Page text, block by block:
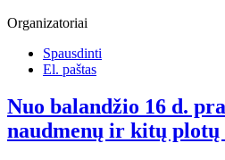
Organizatoriai
Spausdinti
El. paštas
Nuo balandžio 16 d.
naudmenų ir kitų plotų